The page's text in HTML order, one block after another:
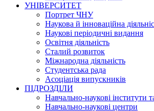
УНІВЕРСИТЕТ
Портрет ЧНУ
Наукова й інноваційна
Наукові періодичні видання
Освітня діяльність
Сталий розвиток
Міжнародна діяльність
Студентська рада
Асоціація випускників
ПІДРОЗДІЛИ
Навчально-наукові інститути
Навчально-наукові центри